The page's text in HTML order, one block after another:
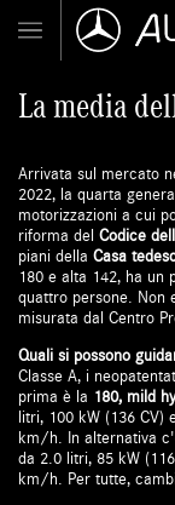
La media
Arrivata sul mercato
2022, la quarta
motorizzazioni a cui
riforma delCodice
piani dellaCasa
180 e alta 142, ha un
quattro persone. Non
misurata dal Centro
Quali si possono
Classe A, i
prima è la 180, mild
litri, 100 kW (136 CV)
km/h. In alternativa
da 2.0 litri, 85 kW
km/h. Per tutte,